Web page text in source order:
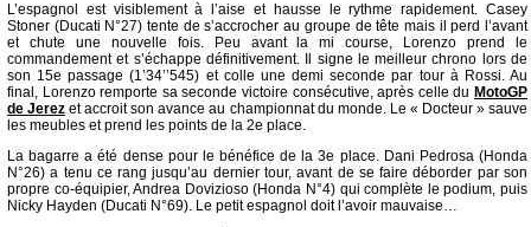
L’espagnol est visiblement à l’aise et hausse le rythme rapidement. Casey
Stoner (Ducati N°27) tente de s’accrocher au groupe de tête mais il perd l’avant
et chute une nouvelle fois. Peu avant la mi course, Lorenzo prend le
commandement et s’échappe définitivement. Il signe le meilleur chrono lors de
son 15e passage (1’34’’545) et colle une demi seconde par tour à Rossi. Au
final, Lorenzo remporte sa seconde victoire consécutive, après celle du MotoGP
de Jerez et accroit son avance au championnat du monde. Le « Docteur » sauve
les meubles et prend les points de la 2e place.
La bagarre a été dense pour le bénéfice de la 3e place. Dani Pedrosa (Honda
N°26) a tenu ce rang jusqu’au dernier tour, avant de se faire déborder par son
propre co-équipier, Andrea Dovizioso (Honda N°4) qui complète le podium, puis
Nicky Hayden (Ducati N°69). Le petit espagnol doit l’avoir mauvaise…